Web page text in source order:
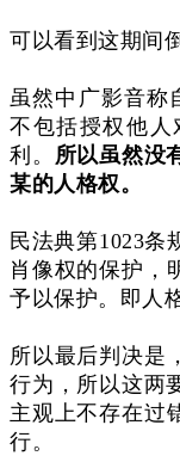
可以看到这期间
虽然中广影音称
不包括授权他
利。
所以虽然没
某的人格权。
民法典第1023条
肖像权的保护，
予以保护。即人
所以最后判决是
行为，所以这两
主观上不存在过
行。